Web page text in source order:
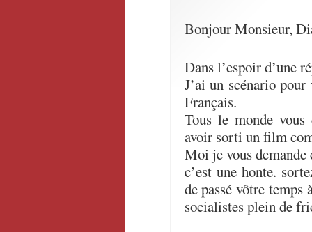
Bonjour Monsieur,
Dans l’espoir d’une
J’ai un scénario
Français.
Tous le monde vous
avoir sorti un film
Moi je vous
c’est une honte.
de passé vôtre temps
socialistes plein de